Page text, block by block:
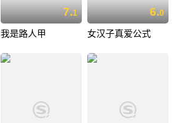
7.1
我是路人甲
6.0
女汉子真爱公式